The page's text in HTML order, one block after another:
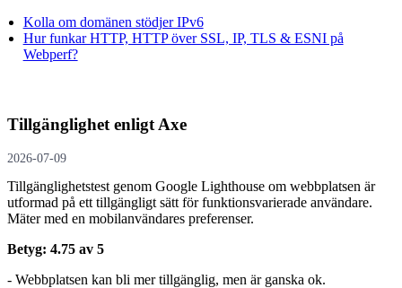
Kolla om domänen stödjer IPv6
Hur funkar HTTP, HTTP över SSL, IP, TLS & ESNI på
Webperf?
Tillgänglighet enligt Axe
2026-07-09
Tillgänglighetstest genom Google Lighthouse om webbplatsen är
utformad på ett tillgängligt sätt för funktionsvarierade användare.
Mäter med en mobil­användares preferenser.
Betyg: 4.75 av 5
- Webbplatsen kan bli mer tillgänglig, men är ganska ok.